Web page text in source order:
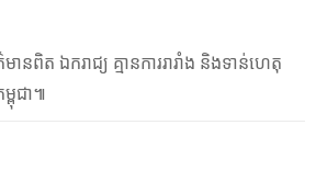
នពិត ឯករាជ្យ គ្មានការរារាំង និងទាន់ហេតុ
ពុជា៕